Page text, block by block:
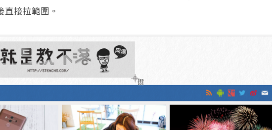
直接拉範圍。